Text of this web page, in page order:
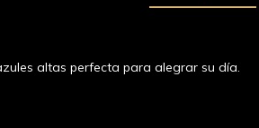
altas perfecta para alegrar su día.